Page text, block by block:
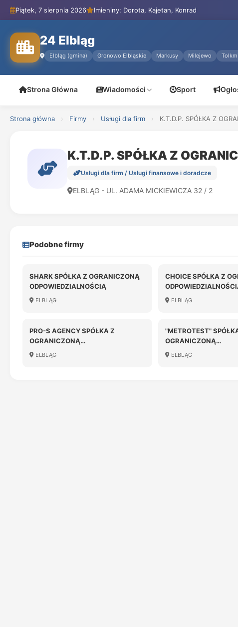
Piątek, 7 sierpnia 2026 Imieniny: Dorota, Kajetan, Konrad
24 Elbląg
Elbląg (gmina) Gronowo Elbląskie Markusy Milejewo
Strona Główna Wiadomości Sport
Strona główna › Firmy › Usługi dla firm › K.T.D.P. SPÓŁKA Z
K.T.D.P. SPÓŁKA Z
Usługi dla firm / Usługi finansowe i doradcze
ELBLĄG - UL. ADAMA MICKIEWICZA 32 / 2
Podobne firmy
SHARK SPÓŁKA Z OGRANICZONĄ
ODPOWIEDZIALNOŚCIĄ
ELBLĄG
CHOICE SPÓŁKA Z
ELBLĄG
PRO-S AGENCY SPÓŁKA Z
OGRANICZONĄ
ODPOWIEDZIALNOŚCIĄ
ELBLĄG
"METROTEST"
OGRANICZONĄ
ODPOWIEDZIALNOŚCIĄ
ELBLĄG